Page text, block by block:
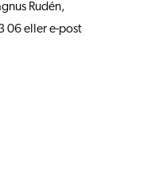
Rudén,
06 eller e-post